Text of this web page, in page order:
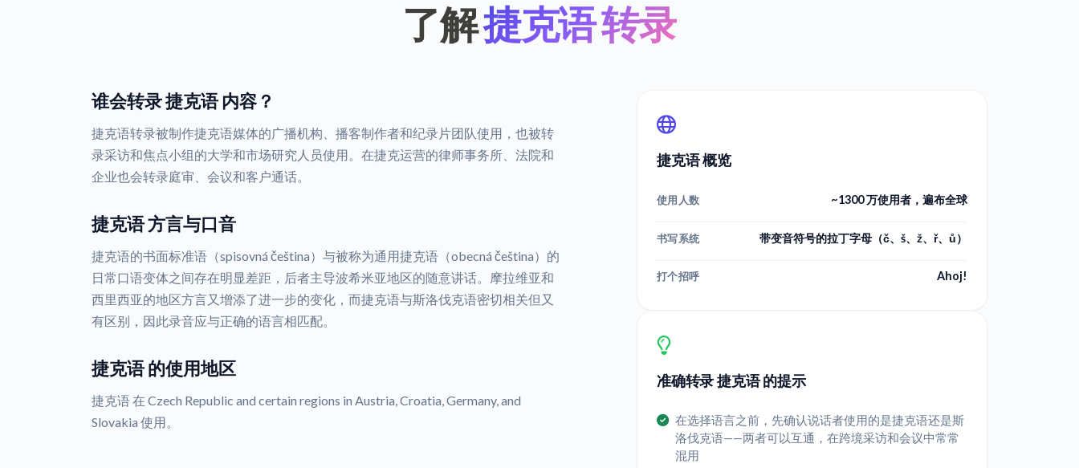
了解捷克语 转录
谁会转录 捷克语 内容？
捷克语转录被制作捷克语媒体的广播机构、播客制作者和纪录片团队使用，也被转
录采访和焦点小组的大学和市场研究人员使用。在捷克运营的律师事务所、法院和
企业也会转录庭审、会议和客户通话。
捷克语 方言与口音
捷克语的书面标准语（spisovná čeština）与被称为通用捷克语（obecná čeština）的
日常口语变体之间存在明显差距，后者主导波希米亚地区的随意讲话。摩拉维亚和
西里西亚的地区方言又增添了进一步的变化，而捷克语与斯洛伐克语密切相关但又
有区别，因此录音应与正确的语言相匹配。
捷克语 的使用地区
捷克语 在 Czech Republic and certain regions in Austria, Croatia, Germany, and
Slovakia 使用。
捷克语 概览
使用人数 ~1300 万使用者，遍布全球
书写系统 带变音符号的拉丁字母（č、š、ž、ř、ů）
打个招呼 Ahoj!
准确转录 捷克语 的提示
在选择语言之前，先确认说话者使用的是捷克语还是斯
洛伐克语——两者可以互通，在跨境采访和会议中常常
混用